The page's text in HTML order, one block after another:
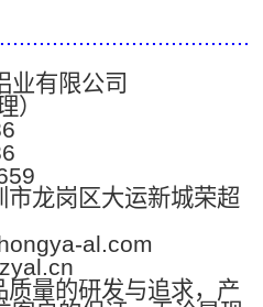
业有限公司
）
市龙岗区大运新城荣超
al.com
量的研发与追求，产